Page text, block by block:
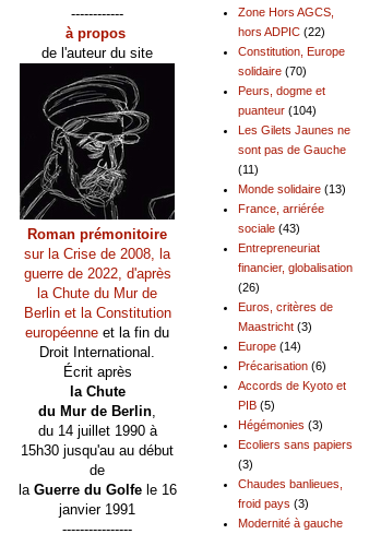
Zone Hors AGCS,
hors ADPIC (22)
Constitution, Europe
solidaire (70)
Peurs, dogme et
puanteur (104)
Les Gilets Jaunes ne
sont pas de Gauche
(11)
Monde solidaire (13)
France, arriérée
sociale (43)
Entrepreneuriat
financier, globalisation
(26)
Euros, critères de
Maastricht (3)
Europe (14)
Précarisation (6)
Accords de Kyoto et
PIB (5)
Hégémonies (3)
Ecoliers sans papiers
(3)
Chaudes banlieues,
froid pays (3)
Modernité à gauche
------------
à propos
de l'auteur du site
Roman prémonitoire
sur la Crise de 2008, la
guerre de 2022, d'après
la Chute du Mur de
Berlin et la Constitution
européenne et la fin du
Droit International.
Écrit après
la Chute
du Mur de Berlin
du 14 juillet 1990 à
15h30 jusqu'au au début
de
la Guerre du Golfele 16
janvier 1991
----------------